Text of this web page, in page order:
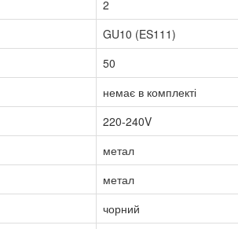
2
GU10 (ES111)
50
немає в комплекті
220-240V
метал
метал
чорний